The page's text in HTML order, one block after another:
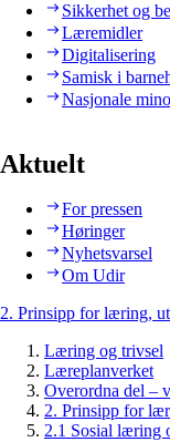
Sikkerhet og
Læremidler
Digitalisering
Samisk i
Nasjonale
Aktuelt
For pressen
Høringer
Nyhetsvarsel
Om Udir
2. Prinsipp for læring,
Læring og trivsel
Læreplanverket
Overordna del –
2. Prinsipp for
2.1 Sosial læring